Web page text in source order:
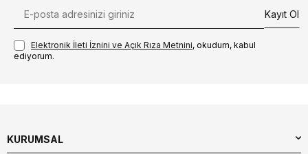
Kayıt Ol
Elektronik İleti İzni‌ni ve Açık Rıza Metni‌ni, okudum, kabul
ediyorum.
KURUMSAL